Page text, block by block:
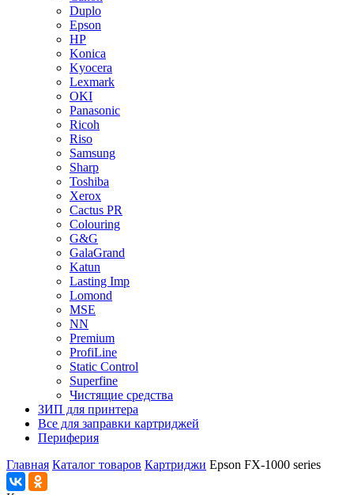
Duplo
Epson
HP
Konica
Kyocera
Lexmark
OKI
Panasonic
Ricoh
Riso
Samsung
Sharp
Toshiba
Xerox
Cactus PR
Colouring
G&G
GalaGrand
Katun
Lasting Imp
Lomond
MSE
NN
Premium
ProfiLine
Static Control
Superfine
Чистящие средства
ЗИП для принтера
Все для заправки картриджей
Периферия
Главная Каталог товаров Картриджи Epson FX-1000 series